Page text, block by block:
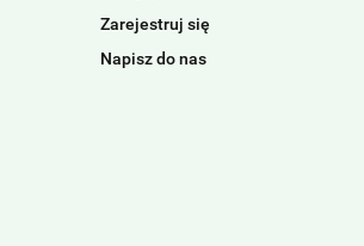
Zarejestruj się
Napisz do nas